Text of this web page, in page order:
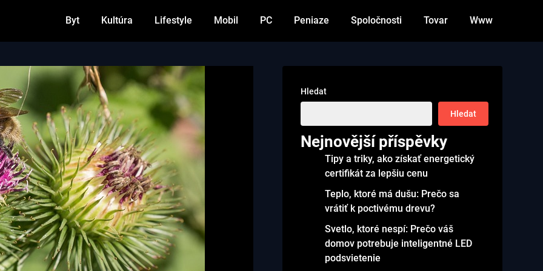
Byt Kultúra Lifestyle Mobil PC Peniaze Spoločnosti Tovar Www
Hledat
Hledat
Nejnovější příspěvky
Tipy a triky, ako získať energetický
certifikát za lepšiu cenu
Teplo, ktoré má dušu: Prečo sa
vrátiť k poctivému drevu?
Svetlo, ktoré nespí: Prečo váš
domov potrebuje inteligentné LED
podsvietenie